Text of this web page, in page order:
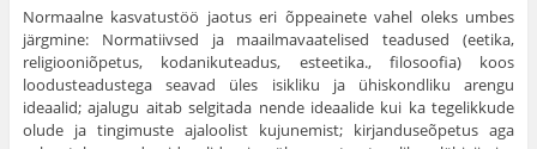
Normaalne kasvatustöö jaotus eri õppeainete vahel oleks umbes
järgmine: Normatiivsed ja maailmavaatelised teadused (eetika,
religiooniõpetus, kodanikuteadus, esteetika., filosoofia) koos
loodusteadustega seavad üles isikliku ja ühiskondliku arengu
ideaalid; ajalugu aitab selgitada nende ideaalide kui ka tegelikkude
olude ja tingimuste aja­loolist kujunemist; kirjanduseõpetus aga